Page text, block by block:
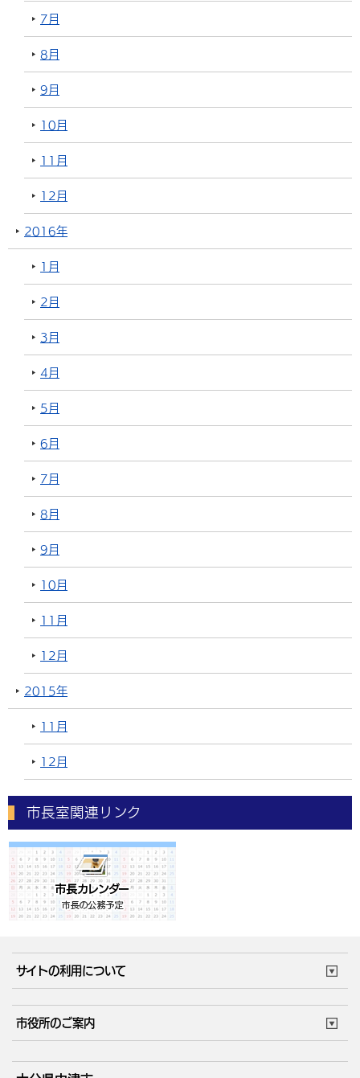
7月
8月
9月
10月
11月
12月
2016年
1月
2月
3月
4月
5月
6月
7月
8月
9月
10月
11月
12月
2015年
11月
12月
市長室関連リンク
サイトの利用について
市役所のご案内
庁舎地図 組織案内